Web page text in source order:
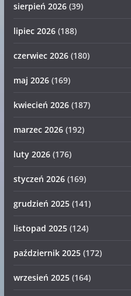
sierpień 2026(39)
lipiec 2026(188)
czerwiec 2026(180)
maj 2026(169)
kwiecień 2026(187)
marzec 2026(192)
luty 2026(176)
styczeń 2026(169)
grudzień 2025(141)
listopad 2025(124)
październik 2025(172)
wrzesień 2025(164)